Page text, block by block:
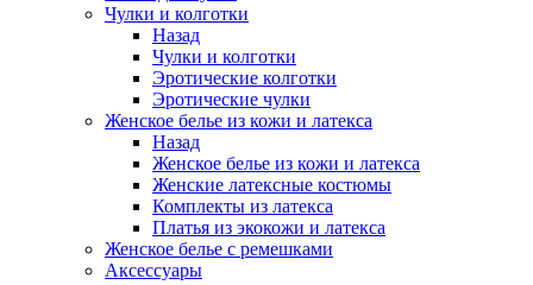
Чулки и колготки
Назад
Чулки и колготки
Эротические колготки
Эротические чулки
Женское белье из кожи и латекса
Назад
Женское белье из кожи и латекса
Женские латексные костюмы
Комплекты из латекса
Платья из экокожи и латекса
Женское белье с ремешками
Аксессуары